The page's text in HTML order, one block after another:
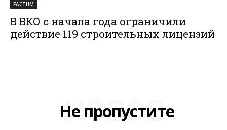
FACTUM
В ВКО с начала года ограничили
действие 119 строительных лицензий
Не пропустите
НОВОЕ